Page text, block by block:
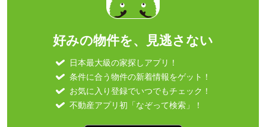
好みの物件を、見逃さない
日本最大級の家探しアプリ！
条件に合う物件の新着情報をゲット！
お気に入り登録でいつでもチェック！
不動産アプリ初「なぞって検索」！